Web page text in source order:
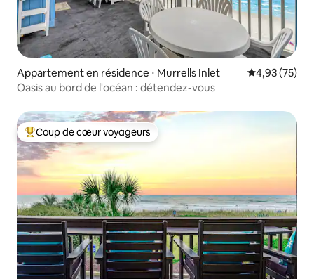
Appartement en résidence ⋅ Murrells Inlet Évaluation
4,93 (75)
Oasis au bord de l'océan : détendez-vous
Coups de cœur voyageurs les plus appréciés
Coup de cœur voyageurs